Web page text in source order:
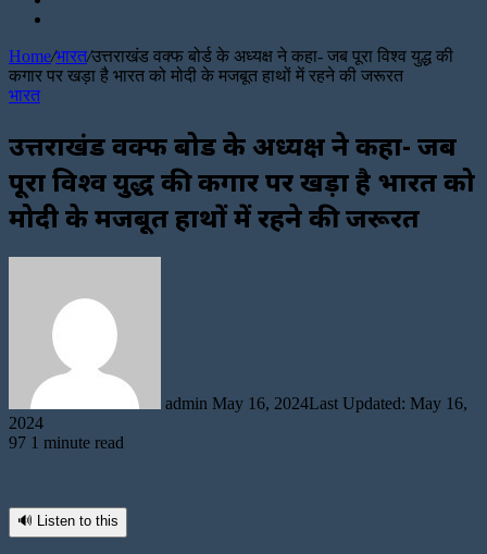
Home/भारत/उत्तराखंड वक्फ बोर्ड के अध्यक्ष ने कहा- जब पूरा विश्व युद्ध की
कगार पर खड़ा है भारत को मोदी के मजबूत हाथों में रहने की जरूरत
भारत
उत्तराखंड वक्फ बोर्ड के अध्यक्ष ने कहा- जब
पूरा विश्व युद्ध की कगार पर खड़ा है भारत को
मोदी के मजबूत हाथों में रहने की जरूरत
admin May 16, 2024Last Updated: May 16,
2024
97 1 minute read
🔊 Listen to this